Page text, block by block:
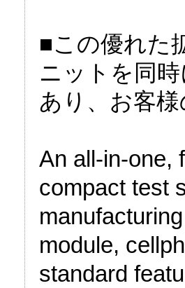
■この優れた
ニットを同
あり、お客
An all-in-one,
compact test
module,
standard